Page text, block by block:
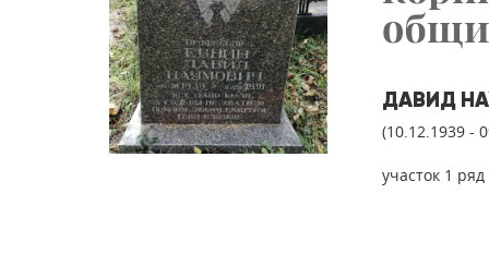
ДАВИД
(10.12.1939 -
участок 1